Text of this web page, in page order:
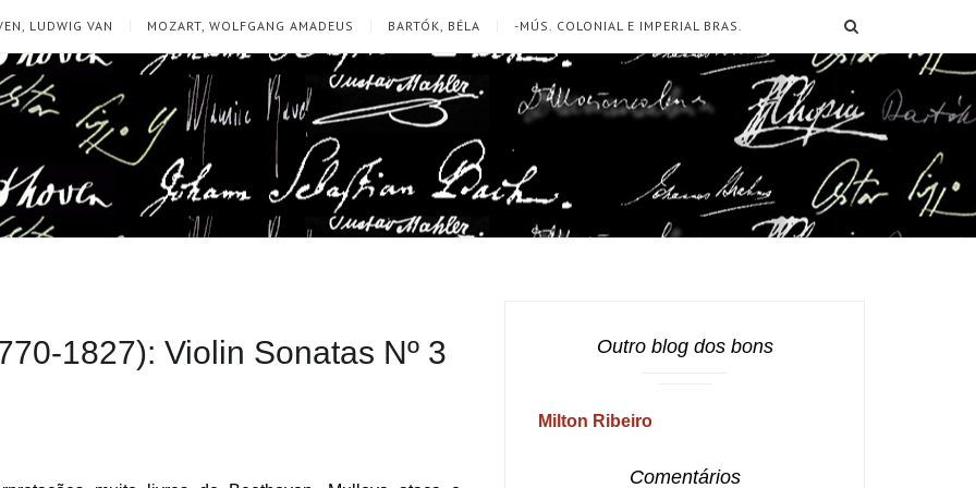
LUDWIG VAN MOZART, WOLFGANG AMADEUS BARTÓK, BÉLA -MÚS. COLONIAL E IMPERIAL BRAS.
1827): Violin Sonatas Nº 3
Outro blog dos bons
Milton Ribeiro
Comentários